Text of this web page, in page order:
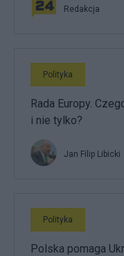
Redakcja
Polityka
Rada Europy.
i nie tylko?
Jan Filip Libicki
Polityka
Polska pomaga